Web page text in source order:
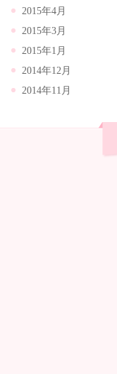
2015年4月
2015年3月
2015年1月
2014年12月
2014年11月